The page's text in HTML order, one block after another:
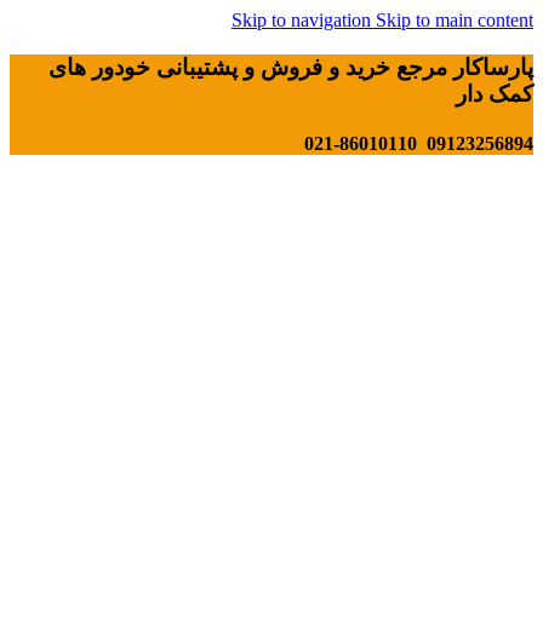
Skip to navigation Skip to main content
پارساکار مرجع خرید و فروش و پشتیبانی خودور های
کمک دار
09123256894 021-86010110